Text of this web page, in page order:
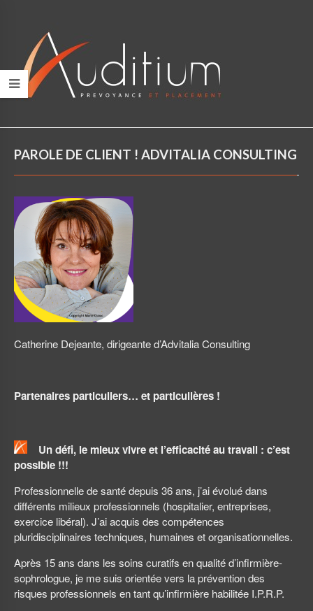
PAROLE DE CLIENT ! ADVITALIA CONSULTING
Catherine Dejeante, dirigeante d’Advitalia Consulting
Partenaires particuliers… et particulières !
Un défi, le mieux vivre et l’efficacité au travail : c’est
possible !!!
Professionnelle de santé depuis 36 ans, j’ai évolué dans
différents milieux professionnels (hospitalier, entreprises,
exercice libéral). J’ai acquis des compétences
pluridisciplinaires techniques, humaines et organisationnelles.
Après 15 ans dans les soins curatifs en qualité d’infirmière-
sophrologue, je me suis orientée vers la prévention des
risques professionnels en tant qu’infirmière habilitée I.P.R.P.